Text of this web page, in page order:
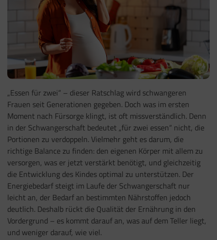
„Essen für zwei“ – dieser Ratschlag wird schwangeren
Frauen seit Generationen gegeben. Doch was im ersten
Moment nach Fürsorge klingt, ist oft missverständlich. Denn
in der Schwangerschaft bedeutet „für zwei essen“ nicht, die
Portionen zu verdoppeln. Vielmehr geht es darum, die
richtige Balance zu finden: den eigenen Körper mit allem zu
versorgen, was er jetzt verstärkt benötigt, und gleichzeitig
die Entwicklung des Kindes optimal zu unterstützen. Der
Energiebedarf steigt im Laufe der Schwangerschaft nur
leicht an, der Bedarf an bestimmten Nährstoffen jedoch
deutlich. Deshalb rückt die Qualität der Ernährung in den
Vordergrund – es kommt darauf an, was auf dem Teller liegt,
und weniger darauf, wie viel.